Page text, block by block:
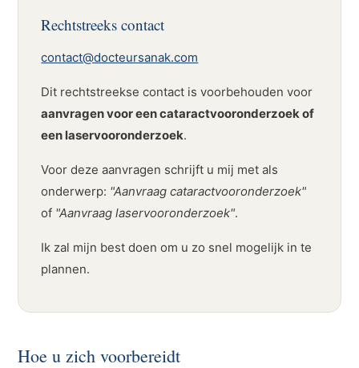
Rechtstreeks contact
contact@docteursanak.com
Dit rechtstreekse contact is voorbehouden voor
aanvragen voor een cataractvooronderzoek of
een laservooronderzoek.
Voor deze aanvragen schrijft u mij met als
onderwerp: "Aanvraag cataractvooronderzoek"
of "Aanvraag laservooronderzoek".
Ik zal mijn best doen om u zo snel mogelijk in te
plannen.
Hoe u zich voorbereidt